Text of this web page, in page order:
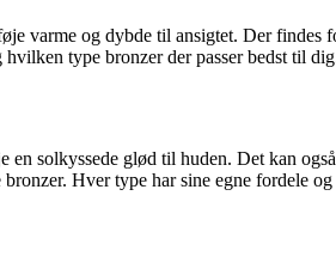
varme og dybde til ansigtet. Der
type bronzer der passer bedst til
solkyssede glød til huden. Det kan
Hver type har sine egne fordele og